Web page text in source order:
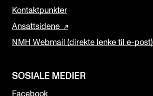
Kontaktpunkter
Ansattsidene
NMH Webmail (direkte lenke til e-post)
SOSIALE MEDIER
Facebook